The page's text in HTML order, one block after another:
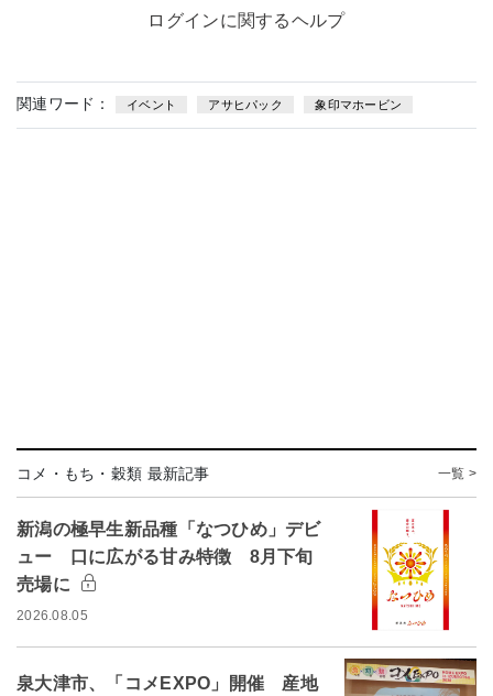
ログインに関するヘルプ
関連ワード： イベント アサヒパック 象印マホービン
コメ・もち・穀類 最新記事 一覧 >
新潟の極早生新品種「なつひめ」デビ
ュー 口に広がる甘み特徴 8月下旬
売場に
2026.08.05
泉大津市、「コメEXPO」開催 産地